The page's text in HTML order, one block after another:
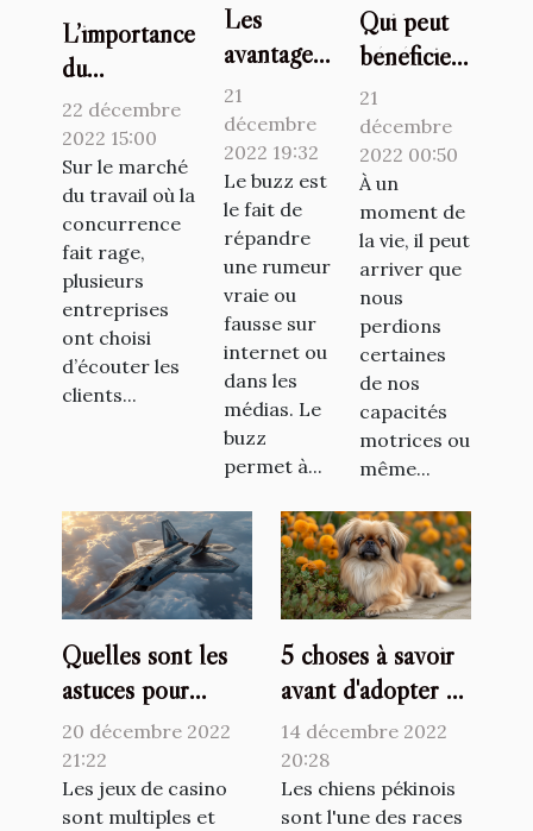
L’importance
du
télétravail et
du flex office
à travers la
plateforme
deskare
22 décembre
2022 15:00
Sur le marché
du travail où la
concurrence
fait rage,
plusieurs
entreprises
ont choisi
d’écouter les
clients...
Les
avantages
du buzz
pour un
artiste
21
décembre
2022 19:32
Le buzz est
le fait de
répandre
une rumeur
vraie ou
fausse sur
internet ou
dans les
médias. Le
buzz
permet à...
Qui peut
bénéficier
de
l’utilisation
d’un
monte-
escalier ?
21
décembre
2022 00:50
À un
moment de
la vie, il peut
arriver que
nous
perdions
certaines
de nos
capacités
motrices ou
même...
Quelles sont les
astuces pour
mieux jouer au
jetX ?
20 décembre 2022
21:22
Les jeux de casino
sont multiples et
5 choses à savoir
avant d'adopter un
chien pékinois
14 décembre 2022
20:28
Les chiens pékinois
sont l'une des races